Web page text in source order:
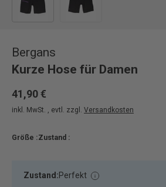
Bergans
Kurze Hose für Damen
41,90 €
inkl. MwSt. , evtl. zzgl. Versandkosten
Größe :Zustand :
Zustand:Perfekt